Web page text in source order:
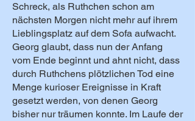
Schreck, als Ruthchen schon am
nächsten Morgen nicht mehr auf ihrem
Lieblingsplatz auf dem Sofa aufwacht.
Georg glaubt, dass nun der Anfang
vom Ende beginnt und ahnt nicht, dass
durch Ruthchens plötzlichen Tod eine
Menge kurioser Ereignisse in Kraft
gesetzt werden, von denen Georg
bisher nur träumen konnte. Im Laufe der